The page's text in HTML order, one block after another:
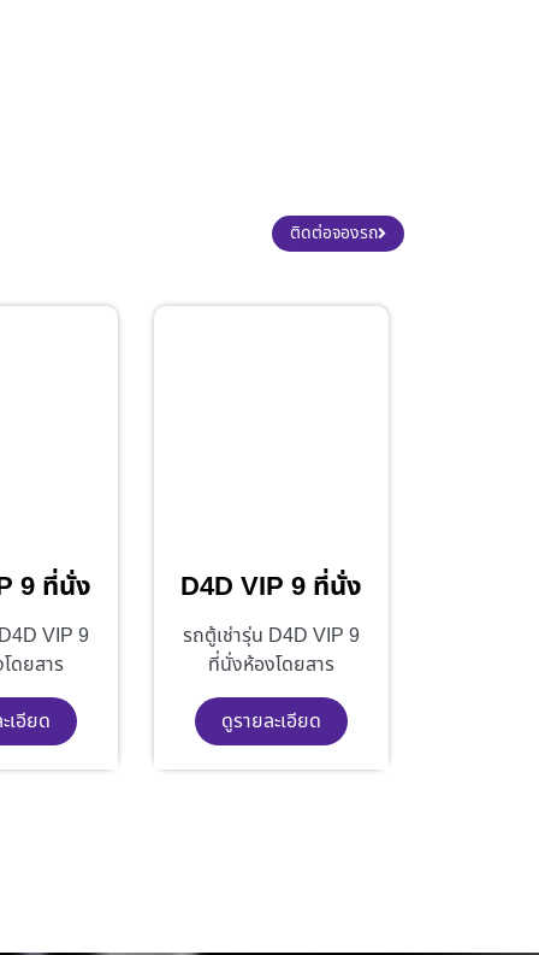
ติดต่อจองรถ
9 ที่นั่ง
VIP 9
ดยสาร
เอียด
D4D VIP 9 ที่นั่ง
รถตู้เช่ารุ่น D4D VIP 9
ที่นั่งห้องโดยสาร
ดูรายละเอียด